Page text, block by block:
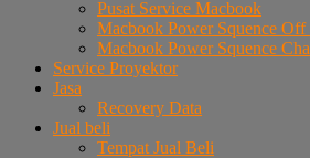
Pusat Service Macbook
Macbook Power Squence
Macbook Power Squence
Service Proyektor
Jasa
Recovery Data
Jual beli
Tempat Jual Beli